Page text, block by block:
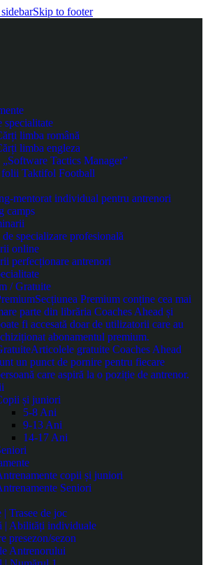
Skip to footer
specialitate
limba română
limba engleza
Tactics Manager”
folii Taktifol Football
mentorat individual pentru antrenori
camps
specializare profesională
online
perfecționare antrenori
/ Gratuite
Secțiunea Premium conține cea mai
parte din librăria Coaches Ahead și
fi accesată doar de utilizatorii care au
abonamentul premium.
Articolele gratuite Coaches Ahead
un punct de pornire pentru fiecare
care aspiră la o poziție de antrenor.
și juniori
5-8 Ani
9-13 Ani
14-17 Ani
copii și juniori
Seniori
| Trasee de joc
| Abilități individuale
presezon/sezon
Antrenorului